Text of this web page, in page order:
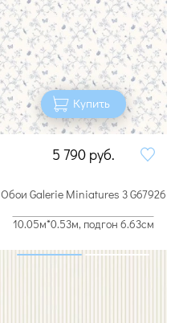
Купить
5 790 руб.
Обои Galerie Miniatures 3 G67926
10.05м*0.53м, подгон 6.63см